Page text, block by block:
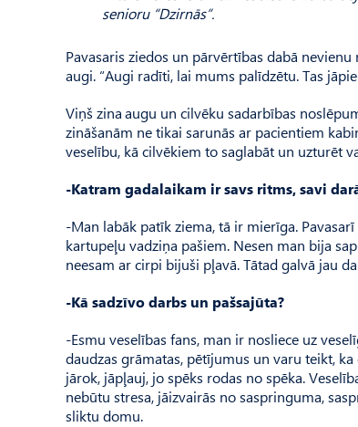
senioru “Dzirnās”.
Pavasaris ziedos un pārvērtības dabā
augi. “Augi radīti, lai mums palīdzētu. Tas
Viņš zina augu un cilvēku sadarbības
zināšanām ne tikai sarunās ar pacientiem
veselību, kā cilvēkiem to saglabāt un uzturēt
-Katram gadalaikam ir savs ritms, savi
-Man labāk patīk ziema, tā ir mierīga.
kartupeļu vadziņa pašiem. Nesen man bija
neesam ar cirpi bijuši pļavā. Tātad galvā jau
-Kā sadzīvo darbs un paš­sajūta?
-Esmu veselības fans, man ir nosliece uz
daudzas grāmatas, pētījumus un varu teikt,
jārok, jāpļauj, jo spēks rodas no spēka.
nebūtu stresa, jāizvairās no saspringuma,
sliktu domu.